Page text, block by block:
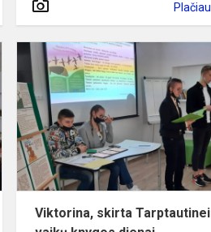
Plačiau
raganas,
laumes
ir
kitas
mitines
būtybes
Viktorina, skirta Tarptautinei